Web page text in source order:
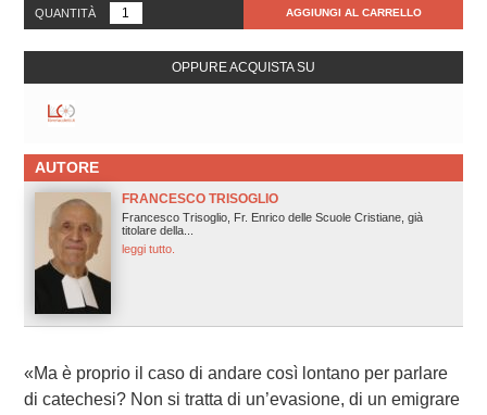
QUANTITÀ AGGIUNGI AL CARRELLO
OPPURE ACQUISTA SU
AUTORE
FRANCESCO TRISOGLIO
Francesco Trisoglio, Fr. Enrico delle Scuole Cristiane, già
titolare della...
leggi tutto.
«Ma è proprio il caso di andare così lontano per parlare
di catechesi? Non si tratta di un’evasione, di un emigrare